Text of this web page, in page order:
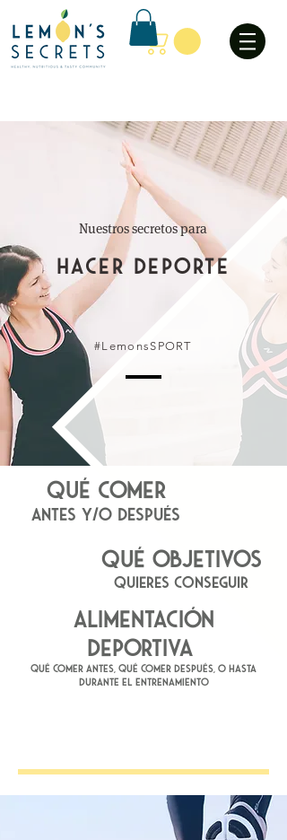
Nuestros secretos para
HACER DEPORTE
#LemonsSPORT
QUÉ COMER
ANTES Y/O DESPUÉS
QUÉ OBJETIVOS
QUIERES CONSEGUIR
ALIMENTACIÓN
DEPORTIVA
qué comer antes, qué comer después, o hasta
durante el entrenamiento